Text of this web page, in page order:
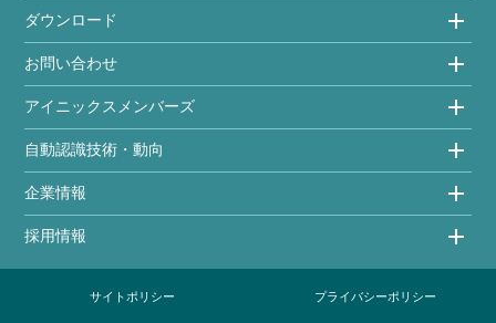
ダウンロード
お問い合わせ
アイニックスメンバーズ
自動認識技術・動向
企業情報
採用情報
サイトポリシー プライバシーポリシー